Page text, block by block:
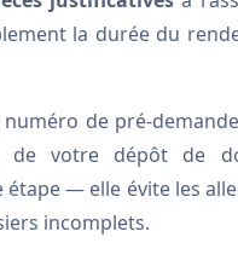
la durée du
numéro de pré-
de votre dépôt de
étape — elle évite les
incomplets.